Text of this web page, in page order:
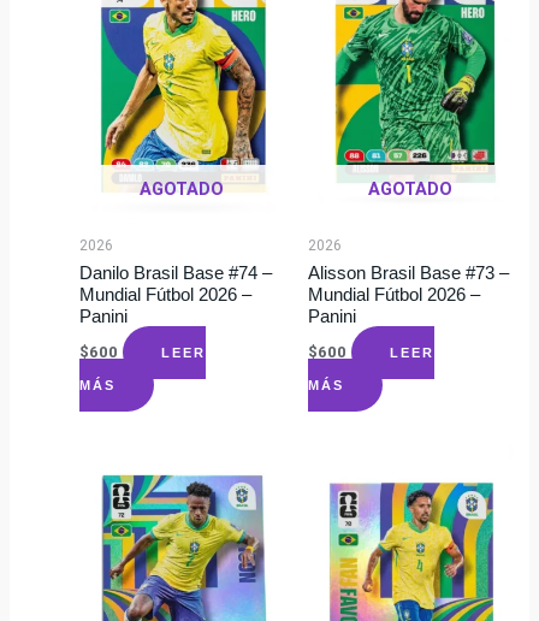
AGOTADO
2026
Danilo Brasil Base #74 –
Mundial Fútbol 2026 –
Panini
$600 LEER
MÁS
AGOTADO
2026
Alisson Brasil Base #73 –
Mundial Fútbol 2026 –
Panini
$600 LEER
MÁS